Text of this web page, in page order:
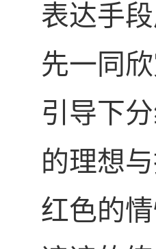
表达手
先一同
引导下
的理想与
红色的